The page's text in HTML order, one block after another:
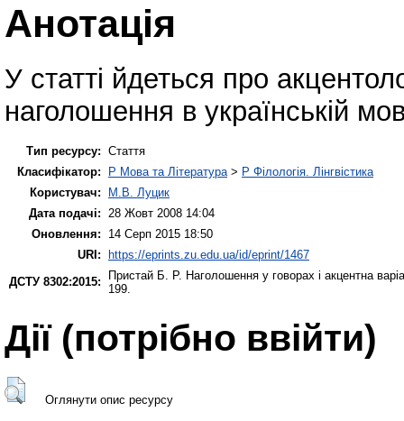
Анотація
У статті йдеться про
наголошення в українській
Тип ресурсу: Стаття
Класифікатор:
P Мова та Література > P Філологія. Лінгвістика
Користувач:
М.В. Луцик
Дата подачі:
28 Жовт 2008 14:04
Оновлення:
14 Серп 2015 18:50
URI: https://eprints.zu.edu.ua/id/eprint/1467
ДСТУ 8302:2015:
Пристай Б. Р. Наголошення у говорах і акцентна
199.
Дії ​​(потрібно ввійти)
Оглянути опис ресурсу